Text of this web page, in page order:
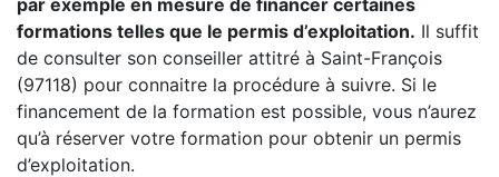
par exemple en mesure de financer certaines
formations telles que le permis d’exploitation. Il suffit
de consulter son conseiller attitré à Saint-François
(97118) pour connaitre la procédure à suivre. Si le
financement de la formation est possible, vous n’aurez
qu’à réserver votre formation pour obtenir un permis
d’exploitation.